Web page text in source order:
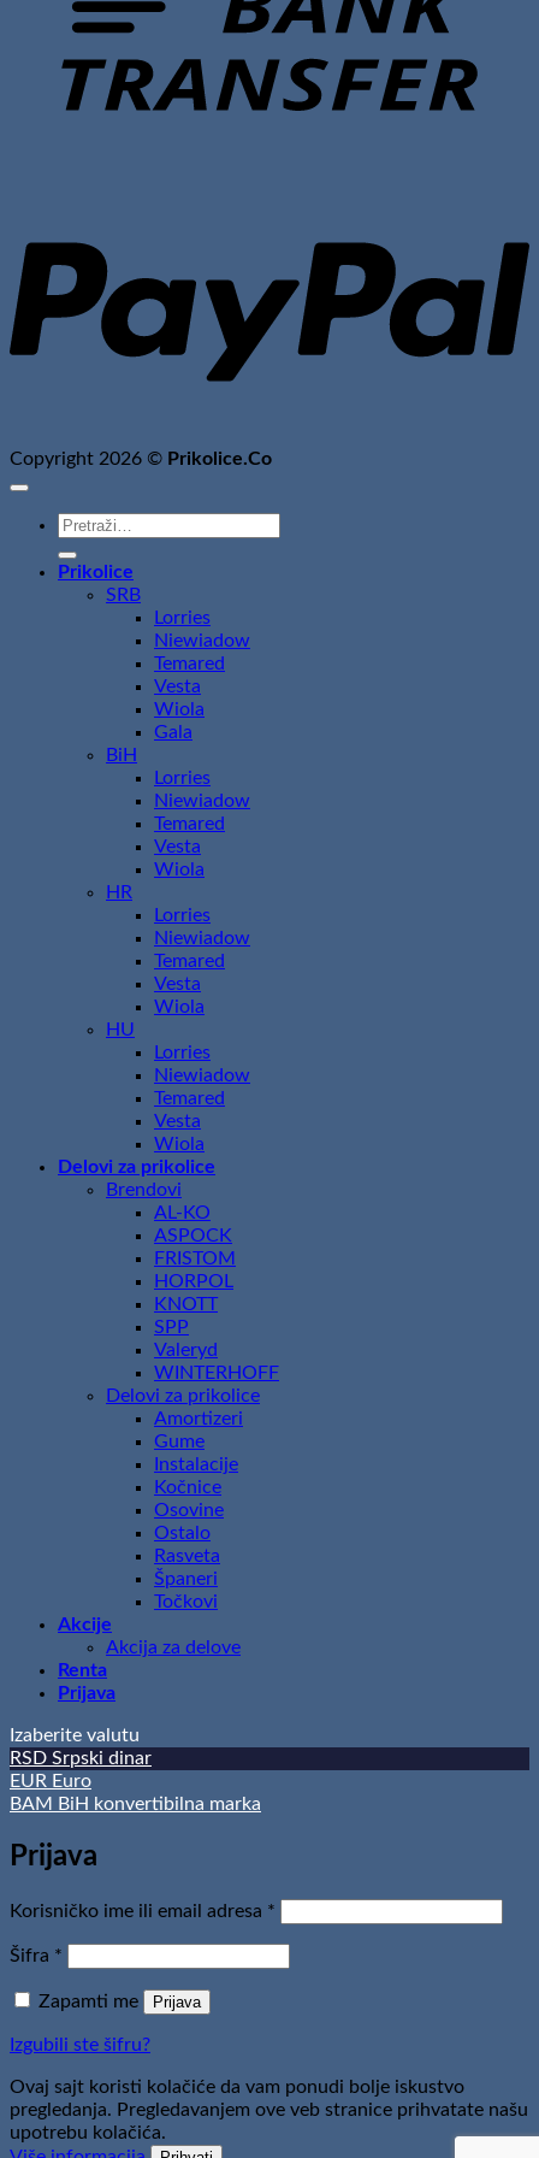
Copyright 2026 © Prikolice.Co
Pretraži:
Prikolice
SRB
Lorries
Niewiadow
Temared
Vesta
Wiola
Gala
BiH
Lorries
Niewiadow
Temared
Vesta
Wiola
HR
Lorries
Niewiadow
Temared
Vesta
Wiola
HU
Lorries
Niewiadow
Temared
Vesta
Wiola
Delovi za prikolice
Brendovi
AL-KO
ASPOCK
FRISTOM
HORPOL
KNOTT
SPP
Valeryd
WINTERHOFF
Delovi za prikolice
Amortizeri
Gume
Instalacije
Kočnice
Osovine
Ostalo
Rasveta
Španeri
Točkovi
Akcije
Akcija za delove
Renta
Prijava
Izaberite valutu
RSD Srpski dinar
EUR Euro
BAM
BiH konvertibilna marka
Prijava
Korisničko ime ili email adresa *
Šifra *
Zapamti me Prijava
Izgubili ste šifru?
Ovaj sajt koristi kolačiće da vam ponudi bolje iskustvo
pregledanja. Pregledavanjem ove veb stranice prihvatate našu
upotrebu kolačića.